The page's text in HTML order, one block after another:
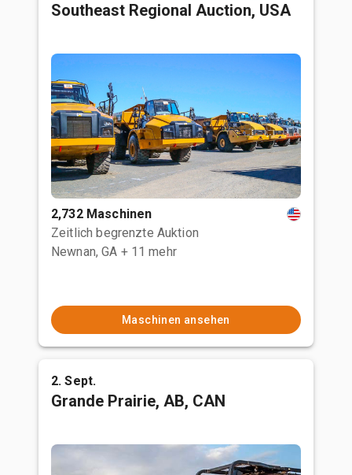
Southeast Regional Auction, USA
2,732 Maschinen
Zeitlich begrenzte Auktion
Newnan, GA + 11 mehr
Maschinen ansehen
2. Sept.
Grande Prairie, AB, CAN